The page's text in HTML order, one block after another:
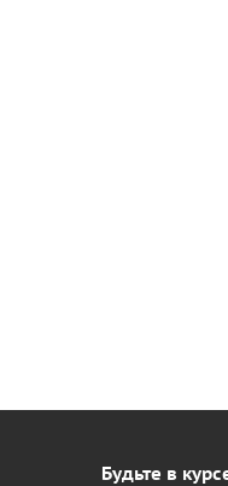
Будьте в